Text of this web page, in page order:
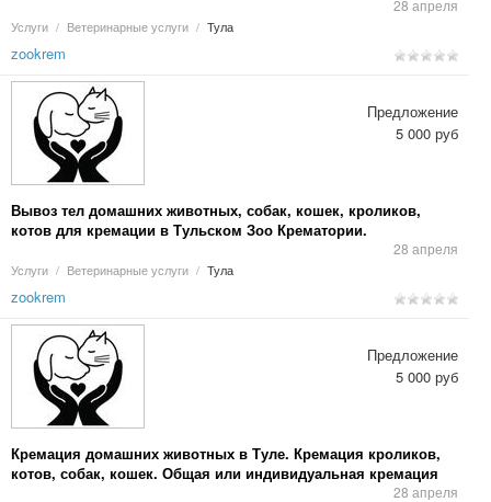
28 апреля
Услуги / Ветеринарные услуги / Тула
zookrem
Вывоз тел домашних животных, собак, кошек, кроликов,
котов для кремации в Тульском Зоо Крематории.
28 апреля
Услуги / Ветеринарные услуги / Тула
Предложение
5 000 руб
zookrem
Кремация домашних животных в Туле. Кремация кроликов,
котов, собак, кошек. Общая или индивидуальная кремация
28 апреля
Предложение
5 000 руб